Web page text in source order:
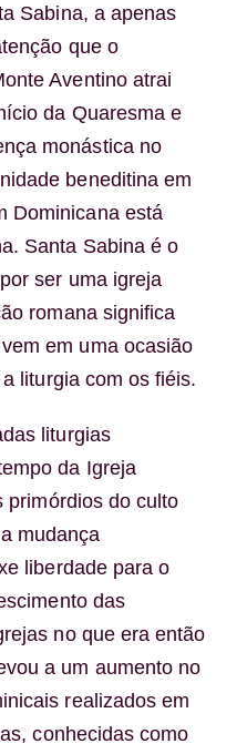
Sabina, a apenas
que o
Aventino atrai
da Quaresma e
monástica no
beneditina em
Dominicana está
Santa Sabina é o
ser uma igreja
romana significa
em uma ocasião
liturgia com os fiéis.
liturgias
da Igreja
primórdios do culto
mudança
liberdade para o
das
no que era então
a um aumento no
realizados em
conhecidas como